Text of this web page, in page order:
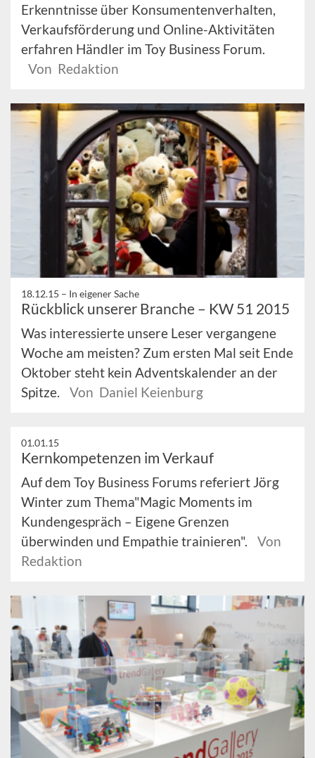
Erkenntnisse über Konsumentenverhalten,
Verkaufsförderung und Online-Aktivitäten
erfahren Händler im Toy Business Forum.
Von Redaktion
18.12.15 – In eigener Sache
Rückblick unserer Branche – KW 51 2015
Was interessierte unsere Leser vergangene
Woche am meisten? Zum ersten Mal seit Ende
Oktober steht kein Adventskalender an der
Spitze.
Von Daniel Keienburg
01.01.15
Kernkompetenzen im Verkauf
Auf dem Toy Business Forums referiert Jörg
Winter zum Thema"Magic Moments im
Kundengespräch – Eigene Grenzen
überwinden und Empathie trainieren".
Von
Redaktion